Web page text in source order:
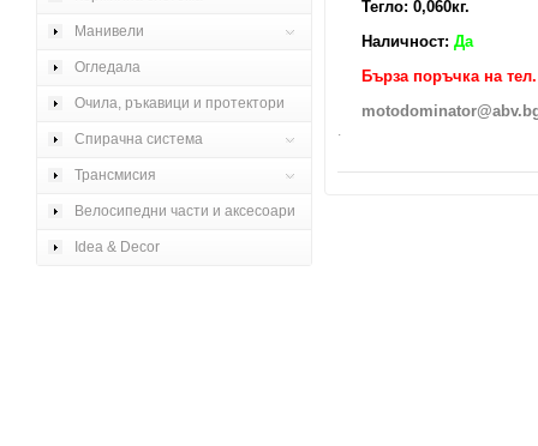
Тегло: 0,060кг.
Наличност: Да
Бърза поръчка на
Манивели
Огледала
Очила, ръкавици и протектори
Спирачна система
Трансмисия
Велосипедни части и аксесоари
Idea & Decor